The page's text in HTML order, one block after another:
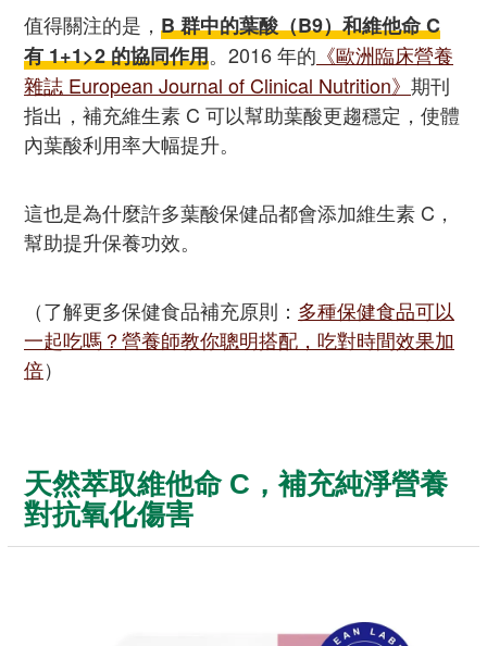
值得關注的是， B 群中的葉酸（B9）和維他命 C
有 1+1>2 的協同作用。2016 年的 《歐洲臨床營養
雜誌 European Journal of Clinical Nutrition》 期刊
指出，補充維生素 C 可以幫助葉酸更趨穩定，使體
內葉酸利用率大幅提升。
這也是為什麼許多葉酸保健品都會添加維生素 C，
幫助提升保養功效。
（了解更多保健食品補充原則： 多種保健食品可以
一起吃嗎？營養師教你聰明搭配，吃對時間效果加
倍）
天然萃取維他命 C，補充純淨營養
對抗氧化傷害